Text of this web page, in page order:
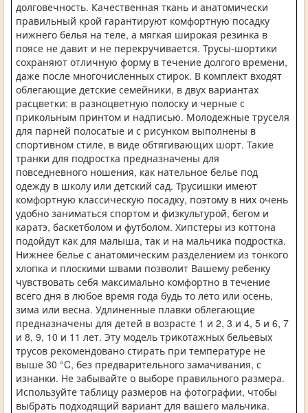
долговечность. Качественная ткань и анатомически
правильный крой гарантируют комфортную посадку
нижнего белья на теле, а мягкая широкая резинка в
поясе не давит и не перекручивается. Трусы-шортики
сохраняют отличную форму в течение долгого времени,
даже после многочисленных стирок. В комплект входят
облегающие детские семейники, в двух вариантах
расцветки: в разноцветную полоску и черные с
прикольным принтом и надписью. Молодежные труселя
для парней полосатые и с рисунком выполнены в
спортивном стиле, в виде обтягивающих шорт. Такие
транки для подростка предназначены для
повседневного ношения, как нательное белье под
одежду в школу или детский сад. Трусишки имеют
комфортную классическую посадку, поэтому в них очень
удобно заниматься спортом и физкультурой, бегом и
каратэ, баскетболом и футболом. Хипстеры из коттона
подойдут как для малыша, так и на мальчика подростка.
Нижнее белье с анатомическим разделением из тонкого
хлопка и плоскими швами позволит Вашему ребенку
чувствовать себя максимально комфортно в течение
всего дня в любое время года будь то лето или осень,
зима или весна. Удлиненные плавки облегающие
предназначены для детей в возрасте 1 и 2, 3 и 4, 5 и 6, 7
и 8, 9, 10 и 11 лет. Эту модель трикотажных бельевых
трусов рекомендовано стирать при температуре не
выше 30 °C, без предварительного замачивания, с
изнанки. Не забывайте о выборе правильного размера.
Используйте таблицу размеров на фотографии, чтобы
выбрать подходящий вариант для вашего мальчика.